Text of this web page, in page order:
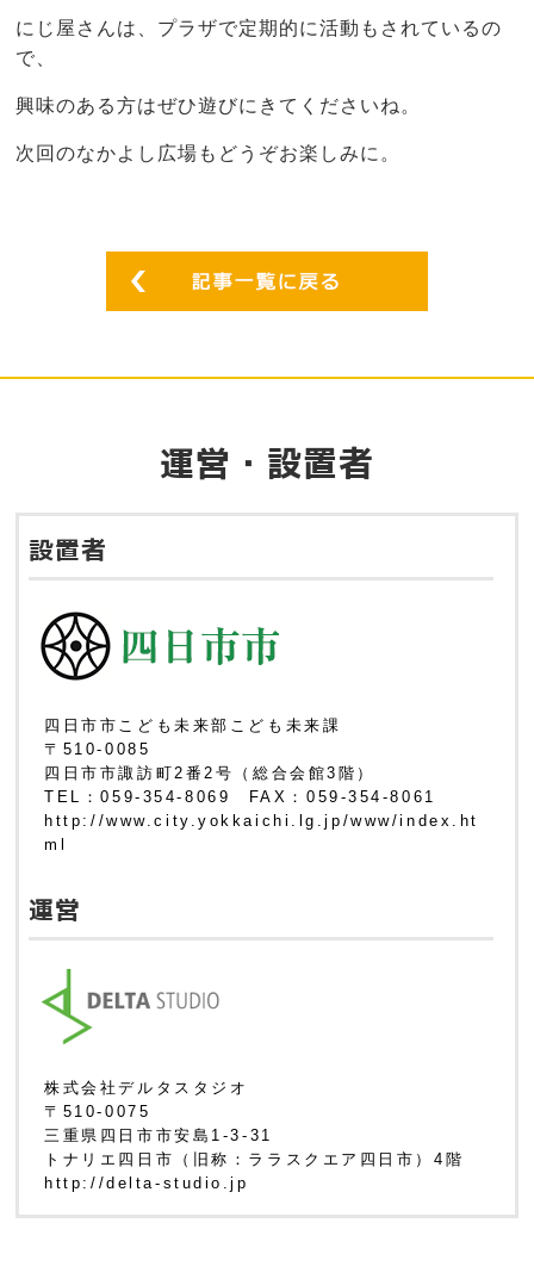
にじ屋さんは、プラザで定期的に活動もされているの
で、
興味のある方はぜひ遊びにきてくださいね。
次回のなかよし広場もどうぞお楽しみに。
運営・設置者
設置者
四日市市こども未来部こども未来課
〒510-0085
四日市市諏訪町2番2号（総合会館3階）
TEL：059-354-8069 FAX：059-354-8061
http://www.city.yokkaichi.lg.jp/www/index.ht
ml
運営
株式会社デルタスタジオ
〒510-0075
三重県四日市市安島1-3-31
トナリエ四日市（旧称：ララスクエア四日市）4階
http://delta-studio.jp